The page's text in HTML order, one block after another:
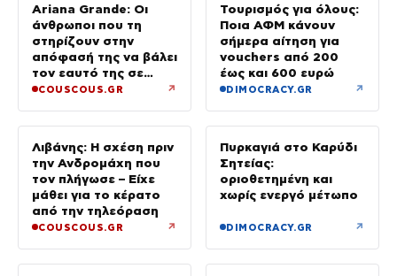
Ariana Grande: Οι
άνθρωποι που τη
στηρίζουν στην
απόφασή της να βάλει
τον εαυτό της σε
προτεραιότητα
COUSCOUS.GR ↗
Τουρισμός για όλους:
Ποια ΑΦΜ κάνουν
σήμερα αίτηση για
vouchers από 200
έως και 600 ευρώ
DIMOCRACY.GR ↗
Λιβάνης: Η σχέση πριν
την Ανδρομάχη που
τον πλήγωσε – Είχε
μάθει για το κέρατο
από την τηλεόραση
COUSCOUS.GR ↗
Πυρκαγιά στο Καρύδι
Σητείας:
οριοθετημένη και
χωρίς ενεργό μέτωπο
DIMOCRACY.GR ↗